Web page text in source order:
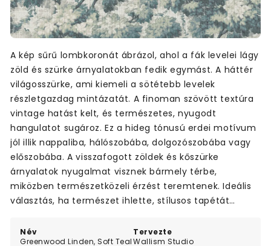
Név
Greenwood Linden, Soft Teal
Tervezte
Wallism Studio
A kép sűrű lombkoronát ábrázol, ahol a fák levelei lágy
zöld és szürke árnyalatokban fedik egymást. A háttér
világosszürke, ami kiemeli a sötétebb levelek
részletgazdag mintázatát. A finoman szövött textúra
vintage hatást kelt, és természetes, nyugodt
hangulatot sugároz. Ez a hideg tónusú erdei motívum
jól illik nappaliba, hálószobába, dolgozószobába vagy
előszobába. A visszafogott zöldek és kőszürke
árnyalatok nyugalmat visznek bármely térbe,
miközben természetközeli érzést teremtenek. Ideális
választás, ha természet ihlette, stílusos tapétát